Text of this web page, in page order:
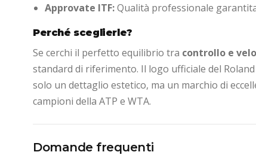
Approvate ITF:Qualità professionale
Perché sceglierle?
Se cerchi il perfetto equilibrio tra controllo e
standard di riferimento. Il logo ufficiale del
solo un dettaglio estetico, ma un marchio di
campioni della ATP e WTA.
Domande frequenti